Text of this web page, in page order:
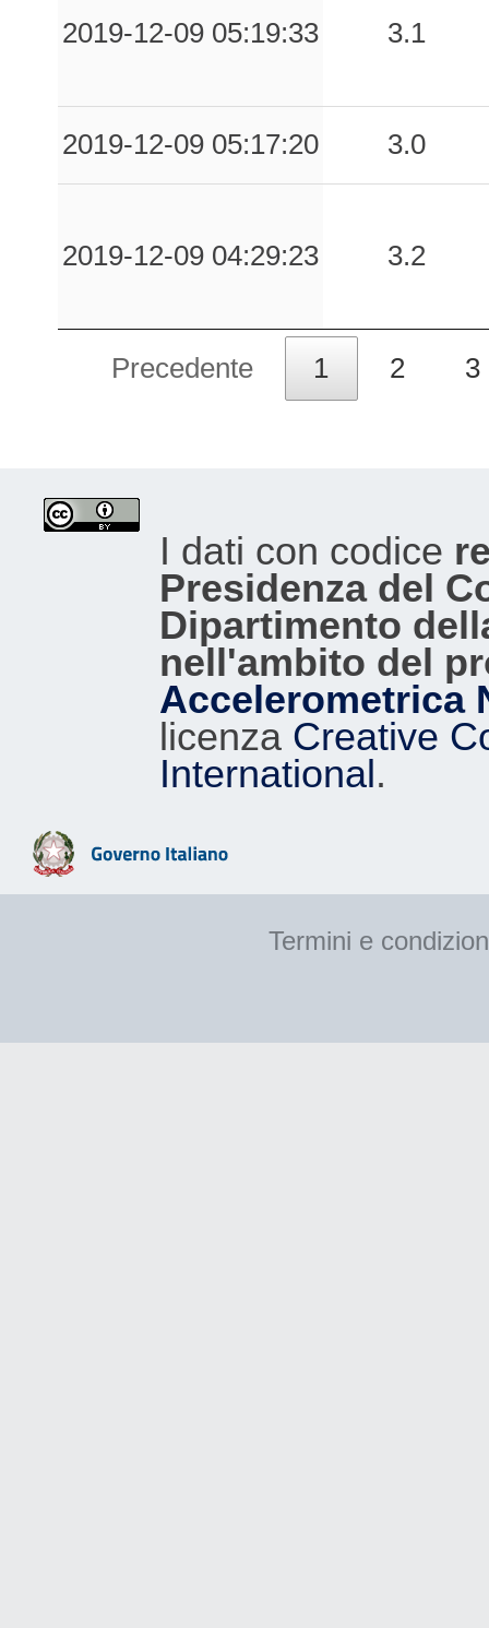
2019-12-09 05:19:33 3.1
2019-12-09 05:17:20 3.0
2019-12-09 04:29:23 3.2
Precedente 1 2 3
I dati con codice
Presidenza del
Dipartimento
nell'ambito del
Accelerometrica
licenza Creative
International.
Termini e